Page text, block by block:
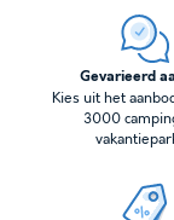
Gevarieerd
Kies uit het
3000